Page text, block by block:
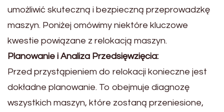
umożliwić skuteczną i bezpieczną przeprowadzkę
maszyn. Poniżej omówimy niektóre kluczowe
kwestie powiązane z relokacją maszyn.
Planowanie i Analiza Przedsięwzięcia:
Przed przystąpieniem do relokacji konieczne jest
dokładne planowanie. To obejmuje diagnozę
wszystkich maszyn, które zostaną przeniesione,